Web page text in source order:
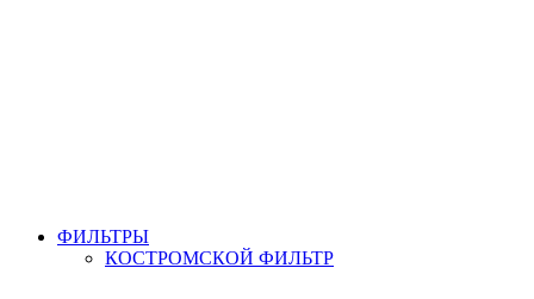
ФИЛЬТРЫ
КОСТРОМСКОЙ ФИЛЬТР